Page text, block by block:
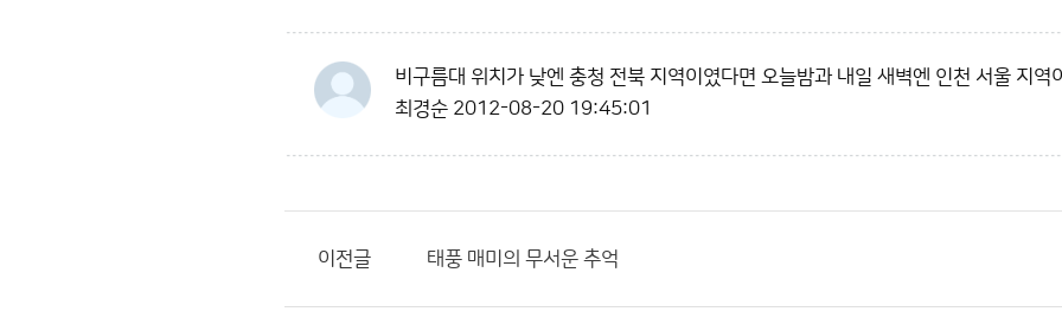
비구름대 위치가 낮엔 충청 전북 지역이였다면 오늘밤과 내일 새벽엔 인천 서울 지역
최경순 2012-08-20 19:45:01
이전글 태풍 매미의 무서운 추억